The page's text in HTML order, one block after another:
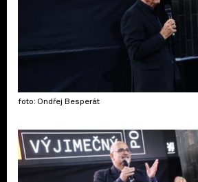
foto: Ondřej Besperát